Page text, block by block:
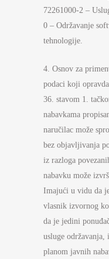
72261000-2 –
0 – Održavanje
tehnologije.
4. Osnov za
podaci koji
36. stavom 1.
nabavkama
naručilac može
bez objavljivanja
iz razloga
nabavku može
Imajući u vidu da
vlasnik izvornog
da je jedini
usluge
planom javnih